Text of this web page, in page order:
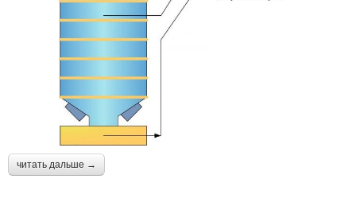
читать дальше →